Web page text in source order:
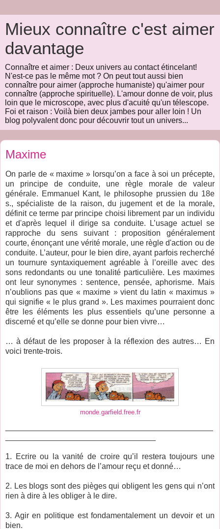
Mieux connaître c'est aimer
davantage
Connaître et aimer : Deux univers au contact étincelant!
N'est-ce pas le même mot ? On peut tout aussi bien
connaître pour aimer (approche humaniste) qu'aimer pour
connaître (approche spirituelle). L'amour donne de voir, plus
loin que le microscope, avec plus d'acuité qu'un télescope.
Foi et raison : Voilà bien deux jambes pour aller loin ! Un
blog polyvalent donc pour découvrir tout un univers...
Maxime
On parle de « maxime » lorsqu’on a face à soi un précepte,
un principe de conduite, une règle morale de valeur
générale. Emmanuel Kant, le philosophe prussien du 18e
s., spécialiste de la raison, du jugement et de la morale,
définit ce terme par principe choisi librement par un individu
et d'après lequel il dirige sa conduite. L’usage actuel se
rapproche du sens suivant : proposition généralement
courte, énonçant une vérité morale, une règle d'action ou de
conduite. L’auteur, pour le bien dire, ayant parfois recherché
un tournure syntaxiquement agréable à l’oreille avec des
sons redondants ou une tonalité particulière. Les maximes
ont leur synonymes : sentence, pensée, aphorisme. Mais
n’oublions pas que « maxime » vient du latin « maximus »
qui signifie « le plus grand ». Les maximes pourraient donc
être les éléments les plus essentiels qu’une personne a
discerné et qu’elle se donne pour bien vivre…
… à défaut de les proposer à la réflexion des autres… En
voici trente-trois.
monde.garfield.free.fr
1. Ecrire ou la vanité de croire qu’il restera toujours une
trace de moi en dehors de l’amour reçu et donné…
2. Les blogs sont des pièges qui obligent les gens qui n’ont
rien à dire à les obliger à le dire.
3. Agir en politique est fondamentalement un devoir et un
bien.